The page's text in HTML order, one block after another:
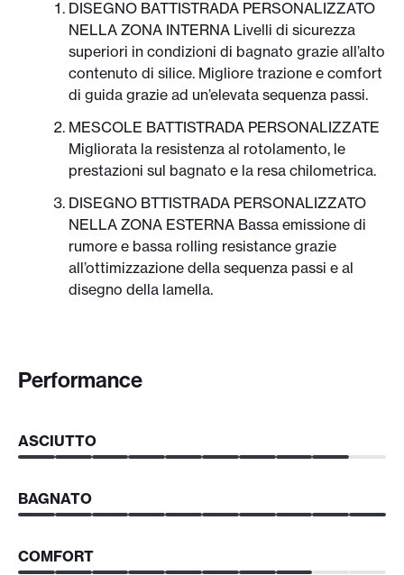
DISEGNO BATTISTRADA PERSONALIZZATO
NELLA ZONA INTERNA Livelli di sicurezza
superiori in condizioni di bagnato grazie all’alto
contenuto di silice. Migliore trazione e comfort
di guida grazie ad un’elevata sequenza passi.
MESCOLE BATTISTRADA PERSONALIZZATE
Migliorata la resistenza al rotolamento, le
prestazioni sul bagnato e la resa chilometrica.
DISEGNO BTTISTRADA PERSONALIZZATO
NELLA ZONA ESTERNA Bassa emissione di
rumore e bassa rolling resistance grazie
all’ottimizzazione della sequenza passi e al
disegno della lamella.
Performance
ASCIUTTO
BAGNATO
COMFORT